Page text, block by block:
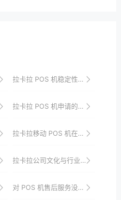
拉卡拉 POS 机稳定性的监控与维护方法​
拉卡拉 POS 机申请的最新政策解读
拉卡拉移动 POS 机在手机专卖店的支付应用场景
拉卡拉公司文化与行业合作关系​
对 POS 机售后服务没信心？拉卡拉 24 小时在线服务有保障